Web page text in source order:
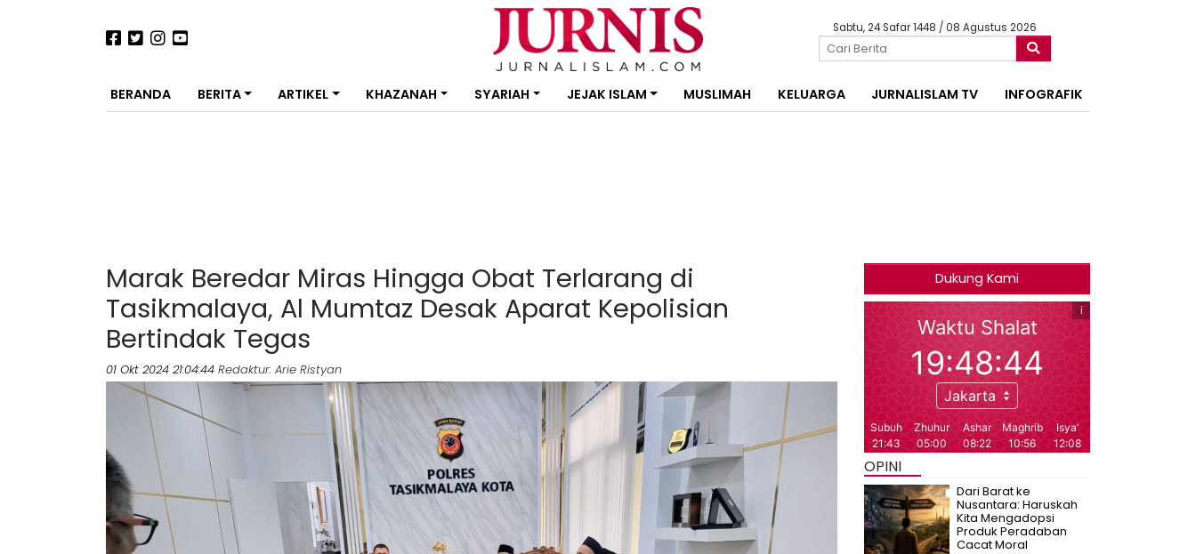
Sabtu, 24 Safar 1448 / 08 Agustus 2026
BERANDA BERITA ARTIKEL KHAZANAH SYARIAH JEJAK ISLAM MUSLIMAH KELUARGA JURNALISLAM TV INFOGRAFIK
Marak Beredar Miras Hingga Obat Terlarang di
Tasikmalaya, Al Mumtaz Desak Aparat Kepolisian
Bertindak Tegas
01 Okt 2024 21:04:44 Redaktur: Arie Ristyan
Dukung Kami
OPINI
Dari Barat ke
Nusantara: Haruskah
Kita Mengadopsi
Produk Peradaban
Cacat Moral